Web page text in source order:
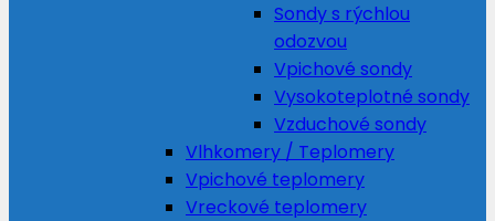
Sondy s rýchlou
odozvou
Vpichové sondy
Vysokoteplotné sondy
Vzduchové sondy
Vlhkomery / Teplomery
Vpichové teplomery
Vreckové teplomery